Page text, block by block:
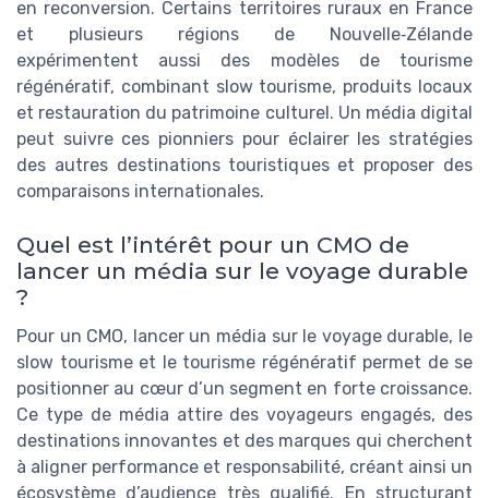
en reconversion. Certains territoires ruraux en France
et plusieurs régions de Nouvelle‑Zélande
expérimentent aussi des modèles de tourisme
régénératif, combinant slow tourisme, produits locaux
et restauration du patrimoine culturel. Un média digital
peut suivre ces pionniers pour éclairer les stratégies
des autres destinations touristiques et proposer des
comparaisons internationales.
Quel est l’intérêt pour un CMO de
lancer un média sur le voyage durable
?
Pour un CMO, lancer un média sur le voyage durable, le
slow tourisme et le tourisme régénératif permet de se
positionner au cœur d’un segment en forte croissance.
Ce type de média attire des voyageurs engagés, des
destinations innovantes et des marques qui cherchent
à aligner performance et responsabilité, créant ainsi un
écosystème d’audience très qualifié. En structurant